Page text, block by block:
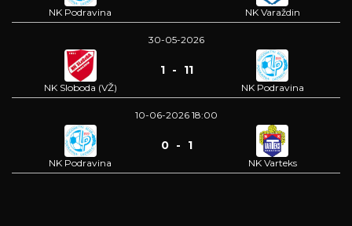
NK Podravina NK Varaždin
30-05-2026
NK Sloboda (VŽ)
1 - 11
NK Podravina
10-06-2026 18:00
NK Podravina
0 - 1
NK Varteks